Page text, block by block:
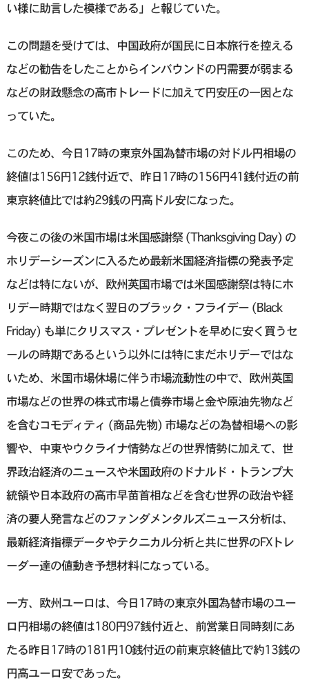
い様に助言した模様である」と報じていた。
この問題を受けては、中国政府が国民に日本旅行を控える
などの勧告をしたことからインバウンドの円需要が弱まる
などの財政懸念の高市トレードに加えて円安圧の一因とな
っていた。
このため、今日17時の東京外国為替市場の対ドル円相場の
終値は156円12銭付近で、昨日17時の156円41銭付近の前
東京終値比では約29銭の円高ドル安になった。
今夜この後の米国市場は米国感謝祭 (Thanksgiving Day) の
ホリデーシーズンに入るため最新米国経済指標の発表予定
などは特にないが、欧州英国市場では米国感謝祭は特にホ
リデー時期ではなく翌日のブラック・フライデー (Black
Friday) も単にクリスマス・プレゼントを早めに安く買うセ
ールの時期であるという以外には特にまだホリデーではな
いため、米国市場休場に伴う市場流動性の中で、欧州英国
市場などの世界の株式市場と債券市場と金や原油先物など
を含むコモディティ (商品先物) 市場などの為替相場への影
響や、中東やウクライナ情勢などの世界情勢に加えて、世
界政治経済のニュースや米国政府のドナルド・トランプ大
統領や日本政府の高市早苗首相などを含む世界の政治や経
済の要人発言などのファンダメンタルズニュース分析は、
最新経済指標データやテクニカル分析と共に世界のFXトレ
ーダー達の値動き予想材料になっている。
一方、欧州ユーロは、今日17時の東京外国為替市場のユー
ロ円相場の終値は180円97銭付近と、前営業日同時刻にあ
たる昨日17時の181円10銭付近の前東京終値比で約13銭の
円高ユーロ安であった。